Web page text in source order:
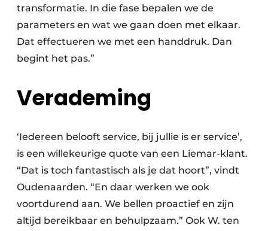
transformatie. In die fase bepalen we de
parameters en wat we gaan doen met elkaar.
Dat effectueren we met een handdruk. Dan
begint het pas.”
Verademing
‘Iedereen belooft service, bij jullie is er service’,
is een willekeurige quote van een Liemar-klant.
“Dat is toch fantastisch als je dat hoort”, vindt
Oudenaarden. “En daar werken we ook
voortdurend aan. We bellen proactief en zijn
altijd bereikbaar en behulpzaam.” Ook W. ten